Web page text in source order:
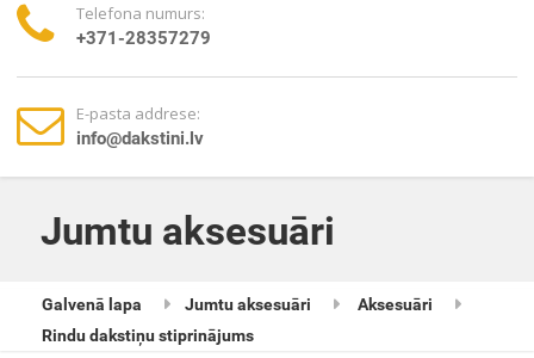
Telefona numurs:
+371-28357279
E-pasta addrese:
info@dakstini.lv
Jumtu aksesuāri
Galvenā lapa Jumtu aksesuāri
Aksesuāri
Rindu dakstiņu stiprinājums